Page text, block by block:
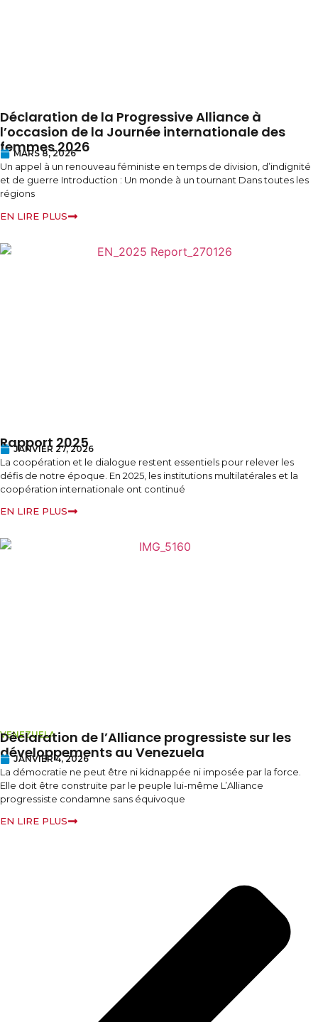
Déclaration de la Progressive Alliance à
l’occasion de la Journée internationale des
femmes 2026
MARS 8, 2026
Un appel à un renouveau féministe en temps de division, d’indignité
et de guerre Introduction : Un monde à un tournant Dans toutes les
régions
EN LIRE PLUS
Rapport 2025
JANVIER 27, 2026
La coopération et le dialogue restent essentiels pour relever les
défis de notre époque. En 2025, les institutions multilatérales et la
coopération internationale ont continué
EN LIRE PLUS
VENEZUELA
Déclaration de l’Alliance progressiste sur les
développements au Venezuela
JANVIER 4, 2026
La démocratie ne peut être ni kidnappée ni imposée par la force.
Elle doit être construite par le peuple lui-même L’Alliance
progressiste condamne sans équivoque
EN LIRE PLUS